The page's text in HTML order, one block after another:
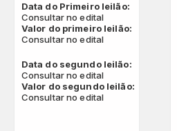
Data do Primeiro leilão:
Consultar no edital
Valor do primeiro leilão:
Consultar no edital
Data do segundo leilão:
Consultar no edital
Valor do segundo leilão:
Consultar no edital